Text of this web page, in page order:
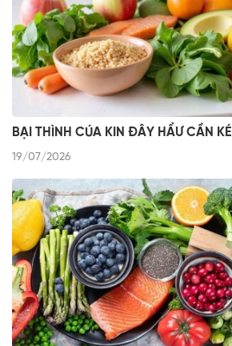
BẠI THÌNH CÚA KIN ĐÂY HẨƯ CẦN KÉ
19/07/2026